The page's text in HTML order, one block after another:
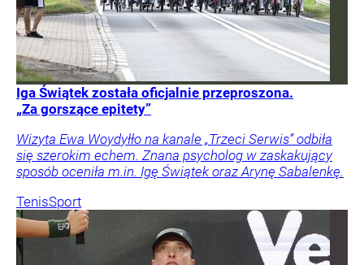
Iga Świątek została oficjalnie przeproszona.
„Za gorszące epitety”
Wizyta Ewa Woydyłło na kanale „Trzeci Serwis” odbiła
się szerokim echem. Znana psycholog w zaskakujący
sposób oceniła m.in. Igę Świątek oraz Arynę Sabalenkę.
TenisSport